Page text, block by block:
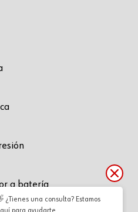
a batería
¿Tienes una consulta? Estamos